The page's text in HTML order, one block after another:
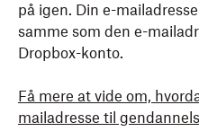
på igen. Din e-
samme som den e-
Dropbox-konto.
Få mere at vide om,
mailadresse til